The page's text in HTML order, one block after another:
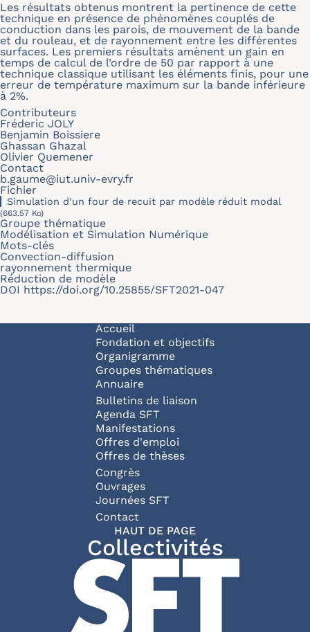
Les résultats obtenus montrent la pertinence de cette
technique en présence de phénomènes couplés de
conduction dans les parois, de mouvement de la bande
et du rouleau, et de rayonnement entre les différentes
surfaces. Les premiers résultats amènent un gain en
temps de calcul de l’ordre de 50 par rapport à une
technique classique utilisant les éléments finis, pour une
erreur de température maximum sur la bande inférieure
à 2%.
Contributeurs
Fréderic JOLY
Benjamin Boissiere
Ghassan Ghazal
Olivier Quemener
Contact
b.gaume@iut.univ-evry.fr
Fichier
Simulation d’un four de recuit par modèle réduit modal
(663.57 Ko)
Groupe thématique
Modélisation et Simulation Numérique
Mots-clés
Convection-diffusion
rayonnement thermique
Réduction de modèle
DOI https://doi.org/10.25855/SFT2021-047
Navigation principale
Accueil
Fondation et objectifs
Organigramme
Groupes thématiques
Annuaire
Bulletins de liaison
Agenda SFT
Manifestations
Offres d'emploi
Offres de thèses
Congrès
Ouvrages
Journées SFT
Pied de page
Contact
HAUT DE PAGE
Collectivités